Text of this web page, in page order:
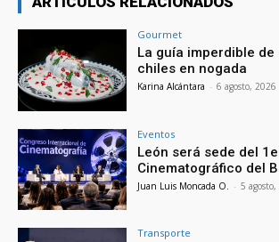
Gourmet
La guía imperdible
chiles en nogada
Karina Alcántara - 6 agosto, 2026
Eventos
León será sede del
Cinematográfico del
Juan Luis Moncada O. - 5
Transporte